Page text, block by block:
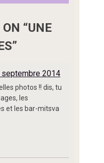
“UNE
”
septembre 2014
photos !! dis, tu
les
et les bar-mitsva